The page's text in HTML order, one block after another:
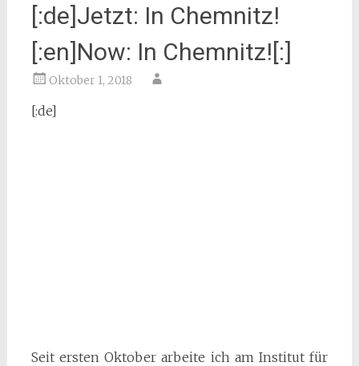
[:de]Jetzt: In Chemnitz!
[:en]Now: In Chemnitz![:]
Oktober 1, 2018
[:de]
Seit ersten Oktober arbeite ich am Institut für